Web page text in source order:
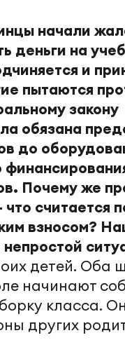
начали
деньги на
и
пытаются
обязана
до
Почему же
считается
взносом?
детей. Оба
начинают
класса.
других